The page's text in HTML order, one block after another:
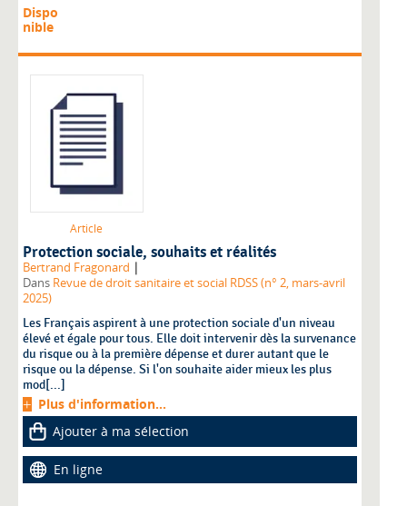
Dispo
nible
Article
Protection sociale, souhaits et réalités
Bertrand Fragonard |
Dans Revue de droit sanitaire et social RDSS (n° 2, mars-avril
2025)
Les Français aspirent à une protection sociale d'un niveau
élevé et égale pour tous. Elle doit intervenir dès la survenance
du risque ou à la première dépense et durer autant que le
risque ou la dépense. Si l'on souhaite aider mieux les plus
mod[...]
Plus d'information...
Ajouter à ma sélection
En ligne